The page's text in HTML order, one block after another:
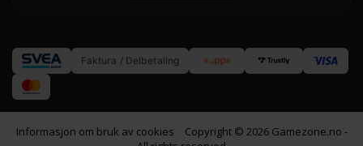
Faktura / Delbetaling
Informasjon om bruk av cookies
Copyright © 2026 Gamezone.no -